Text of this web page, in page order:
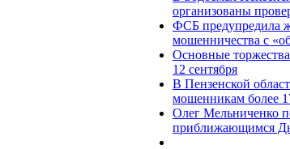
организованы
ФСБ предупредила
мошенничества c
Основные
12 сентября
В Пензенской
мошенникам более
Олег Мельниченко
приближающимся